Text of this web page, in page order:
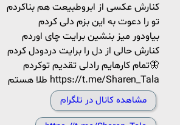
کنارش عکسی از ابروطبیعت هم بناکردم
تو را دعوت به این بزم دلی کردم
بیاودور میز بنشین برایت چای اوردم
کنارش حالی از دل را برایت دردودل کردم
تمام کارهایم رادلی تقدیم توکردم🦋
طلا هستم https://t.me/Sharen_Tala
مشاهده کانال در تلگرام